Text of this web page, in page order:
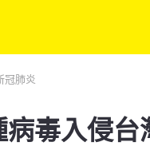
冠肺炎
毒入侵台